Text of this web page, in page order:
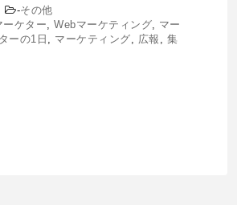
-その他
ーケター,Webマーケティング, マー
ーの1日 , マーケティング, 広報 , 集